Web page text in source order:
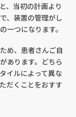
、当初の計画より
、装置の管理がし
一つになります。
め、患者さんご自
あります。どちら
イルによって異な
だくことをおすす